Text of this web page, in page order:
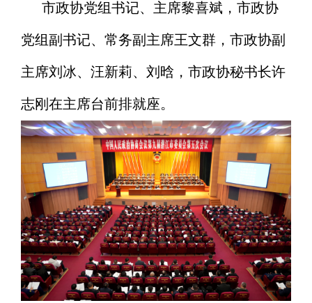
市政协党组书记、主席黎喜斌，市政协
党组副书记、常务副主席王文群，市政协副
主席刘冰、汪新莉、刘晗，市政协秘书长许
志刚在主席台前排就座。